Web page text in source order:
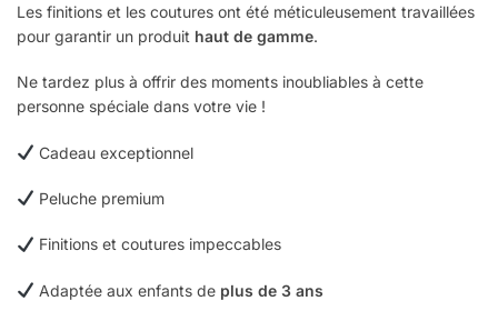
Les finitions et les coutures ont été méticuleusement travaillées
pour garantir un produit haut de gamme.
Ne tardez plus à offrir des moments inoubliables à cette
personne spéciale dans votre vie !
Cadeau exceptionnel
Peluche premium
Finitions et coutures impeccables
Adaptée aux enfants de plus de 3 ans